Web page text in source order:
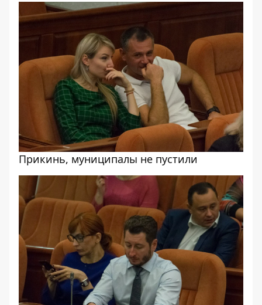
Прикинь, муниципалы не пустили